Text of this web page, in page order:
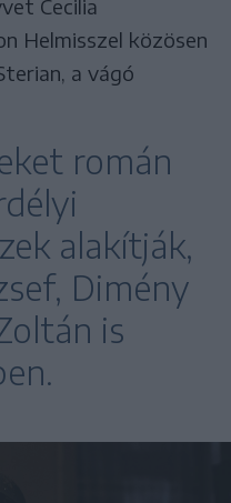
Cecilia
Helmisszel közösen
a vágó
román
alakítják,
Dimény
is